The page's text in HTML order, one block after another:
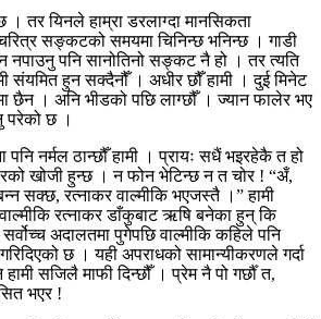
। तर यिनले हाम्रा डरलाग्दा मानसिकता
सङ्कटको समयमा चिनिन्छ भनिन्छ । गाडी
नपाउनु पनि सानोतिनो सङ्कट नै हो । तर त्यति
संयमित हुन सक्दैनौँ । अधीर छौँ हामी । दुई मिनेट
छैन । अनि भीडको पछि लाग्छौँ । ज्यान फालेर भए
परेको छ ।
पनि नर्मल ठान्छौँ हामी । प्रायः सधैं भइरहेकै त हो
खोजी हुन्छ । न फोन भेटिन्छ न त चोर ! “अँ,
सक्छ, रत्नाकर वाल्मीकि भएजस्तै ।” हामी
रत्नाकर डाँकुबाट ऋषि बनेका हुन् कि
अदालतमा पुगेपछि वाल्मीकि कहिले पनि
छ । यही अपराधको सामान्यीकरणले गर्दा
हामी सजिलै माफी दिन्छौँ । प्रेम नै पो गर्छौँ त,
भएर !